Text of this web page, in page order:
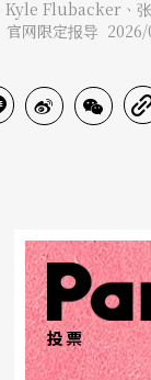
Kyle Flubacker 、
官网限定报导
投票